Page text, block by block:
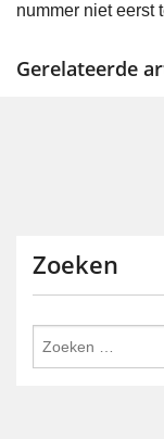
nummer niet eerst
Gerelateerde
Zoeken